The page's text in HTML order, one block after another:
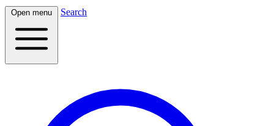
Open menu Search